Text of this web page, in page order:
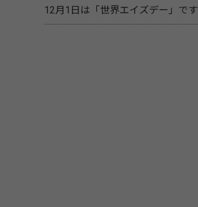
12月1日は「世界エイズデー」です